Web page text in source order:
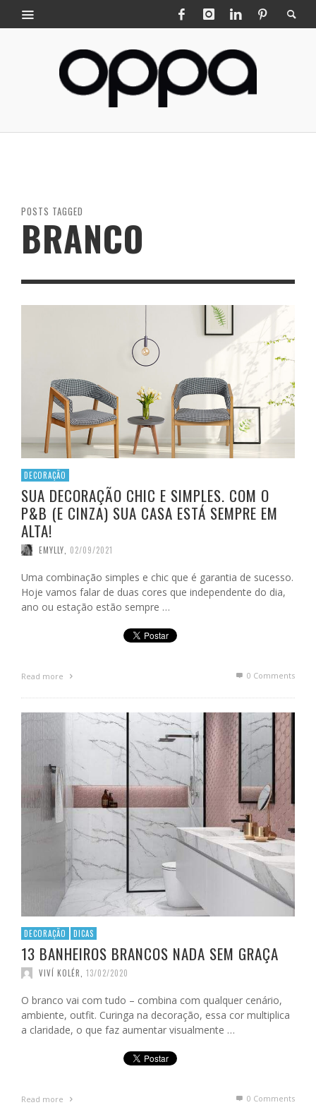
POSTS TAGGED
BRANCO
DECORAÇÃO
SUA DECORAÇÃO CHIC E SIMPLES. COM O
P&B (E CINZA) SUA CASA ESTÁ SEMPRE EM
ALTA!
EMYLLY 02/09/2021
Uma combinação simples e chic que é garantia de sucesso.
Hoje vamos falar de duas cores que independente do dia,
ano ou estação estão sempre …
Read more 0 Comments
DECORAÇÃO DICAS
13 BANHEIROS BRANCOS NADA SEM GRAÇA
VIVÍ KOLÉR 13/02/2020
O branco vai com tudo – combina com qualquer cenário,
ambiente, outfit. Curinga na decoração, essa cor multiplica
a claridade, o que faz aumentar visualmente …
Read more 0 Comments